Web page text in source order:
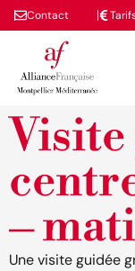
Contact
Visite
–
Une visite guidée